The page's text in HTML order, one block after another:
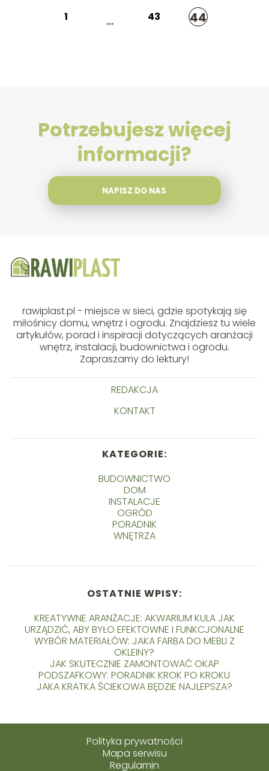
1 ... 43 44
Potrzebujesz więcej
informacji?
NAPISZ DO NAS
rawiplast.pl - miejsce w sieci, gdzie spotykają się
miłośnicy domu, wnętrz i ogrodu. Znajdziesz tu wiele
artykułów, porad i inspiracji dotyczących aranżacji
wnętrz, instalacji, budownictwa i ogrodu.
Zapraszamy do lektury!
REDAKCJA
KONTAKT
KATEGORIE:
BUDOWNICTWO
DOM
INSTALACJE
OGRÓD
PORADNIK
WNĘTRZA
OSTATNIE WPISY:
KREATYWNE ARANŻACJE: AKWARIUM KULA JAK
URZĄDZIĆ, ABY BYŁO EFEKTOWNE I FUNKCJONALNE
WYBÓR MATERIAŁÓW: JAKA FARBA DO MEBLI Z
OKLEINY?
JAK SKUTECZNIE ZAMONTOWAĆ OKAP
PODSZAFKOWY: PORADNIK KROK PO KROKU
JAKA KRATKA ŚCIEKOWA BĘDZIE NAJLEPSZA?
Polityka prywatności
Mapa serwisu
Regulamin